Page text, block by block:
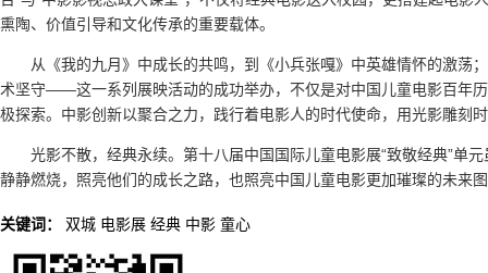
熏陶、价值引导和文化传承的重要载体。
从《我的九月》中成长的共鸣，到《小兵张嘎》中英雄情怀的激荡
术坚守——这一系列展映活动的成功举办，不仅是对中国儿童电影百年
极探索。中影创新以聚合之力，践行着电影人的时代使命，用光影雕刻
光影不散，经典永续。第十八届中国国际儿童电影展“致敬经典”单
静静燃烧，照亮他们的成长之路，也照亮中国儿童电影更加璀璨的未来
关键词： 双城 电影展 经典 中影 童心